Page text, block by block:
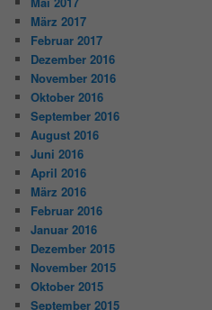
März 2017
Februar 2017
Dezember 2016
November 2016
Oktober 2016
September 2016
August 2016
Juni 2016
April 2016
März 2016
Februar 2016
Januar 2016
Dezember 2015
November 2015
Oktober 2015
September 2015